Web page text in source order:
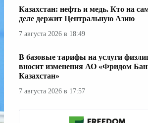
Казахстан: нефть и медь. Кто на
деле держит Центральную Азию
7 августа 2026 в 18:49
В базовые тарифы на услуги
вносит изменения АО «Фридом
Казахстан»
7 августа 2026 в 17:57